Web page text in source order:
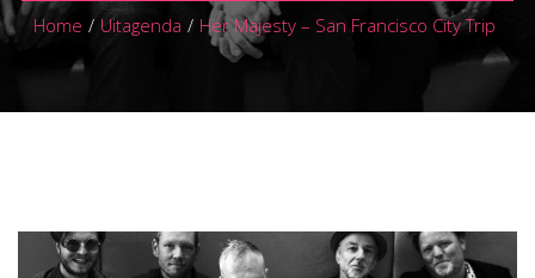
Home / Uitagenda / Her Majesty – San Francisco City Trip